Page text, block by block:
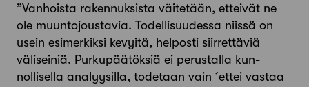
”Vanhoista rakennuksista väitetään, etteivät ne
ole muunto­joustavia. Todellisuudessa niissä on
usein esimerkiksi kevyitä, helposti siirrettäviä
väliseiniä. Purkupäätöksiä ei perustalla kun­
nollisella analyysilla, todetaan vain ́ettei vastaa